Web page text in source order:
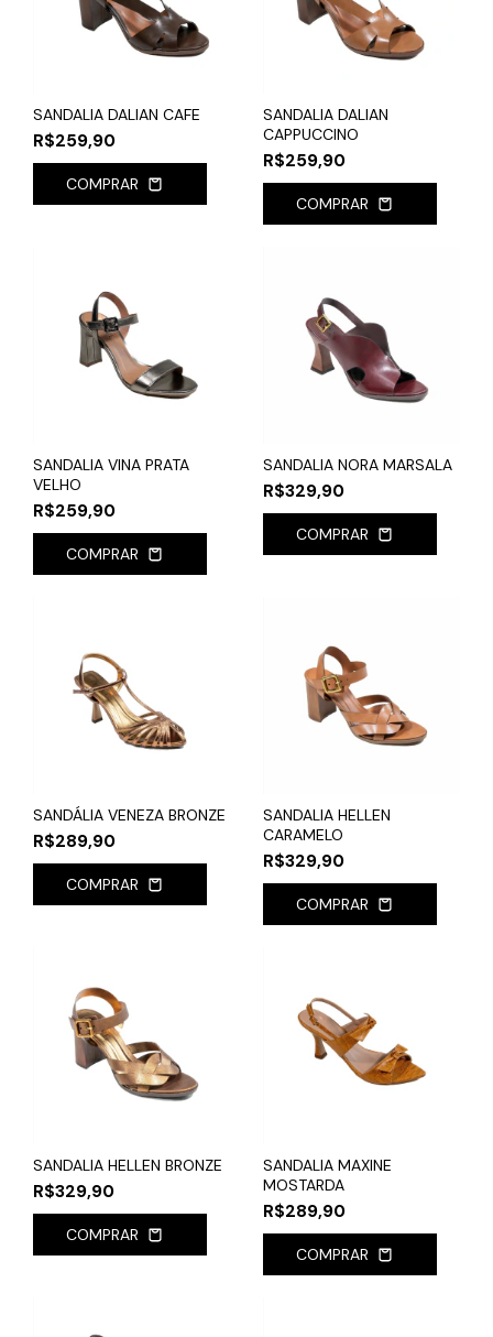
SANDALIA DALIAN CAFE
R$259,90
COMPRAR
SANDALIA DALIAN
CAPPUCCINO
R$259,90
COMPRAR
SANDALIA VINA PRATA
VELHO
R$259,90
COMPRAR
SANDALIA NORA MARSALA
R$329,90
COMPRAR
SANDÁLIA VENEZA BRONZE
R$289,90
COMPRAR
SANDALIA HELLEN
CARAMELO
R$329,90
COMPRAR
SANDALIA HELLEN BRONZE
R$329,90
COMPRAR
SANDALIA MAXINE
MOSTARDA
R$289,90
COMPRAR